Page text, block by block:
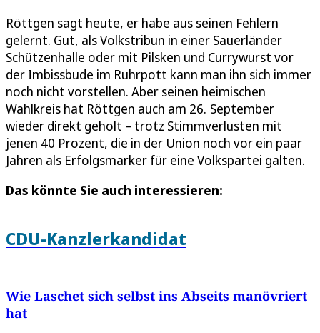
Röttgen sagt heute, er habe aus seinen Fehlern
gelernt. Gut, als Volkstribun in einer Sauerländer
Schützenhalle oder mit Pilsken und Currywurst vor
der Imbissbude im Ruhrpott kann man ihn sich immer
noch nicht vorstellen. Aber seinen heimischen
Wahlkreis hat Röttgen auch am 26. September
wieder direkt geholt – trotz Stimmverlusten mit
jenen 40 Prozent, die in der Union noch vor ein paar
Jahren als Erfolgsmarker für eine Volkspartei galten.
Das könnte Sie auch interessieren:
CDU-Kanzlerkandidat
Wie Laschet sich selbst ins Abseits manövriert
hat